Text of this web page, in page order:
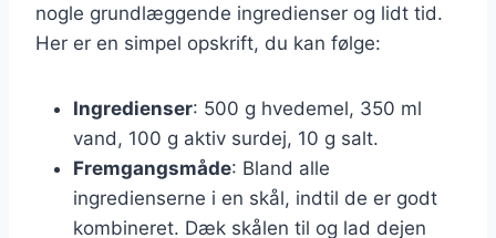
nogle grundlæggende ingredienser og lidt tid.
Her er en simpel opskrift, du kan følge:
Ingredienser: 500 g hvedemel, 350 ml
vand, 100 g aktiv surdej, 10 g salt.
Fremgangsmåde: Bland alle
ingredienserne i en skål, indtil de er godt
kombineret. Dæk skålen til og lad dejen